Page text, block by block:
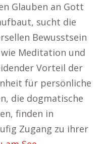
Glauben an Gott
sucht die
Bewusstsein
Meditation und
Vorteil der
für persönliche
die dogmatische
finden in
Zugang zu ihrer